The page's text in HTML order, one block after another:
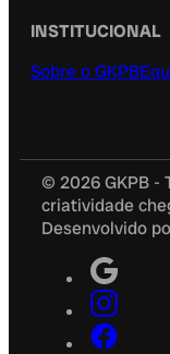
INSTITUCIONAL
Sobre o GKPB
© 2026 GKPB -
criatividade
Desenvolvido